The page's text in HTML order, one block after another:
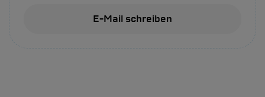
E-Mail schreiben